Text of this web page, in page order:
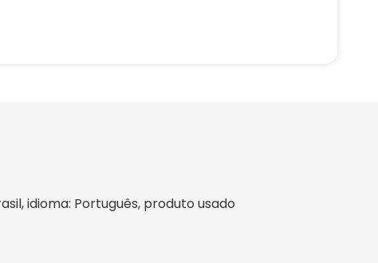
idioma: Português, produto usado